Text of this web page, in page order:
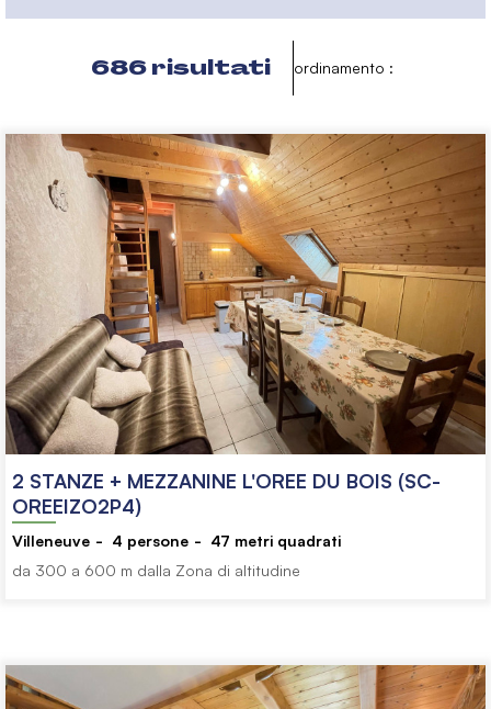
686risultati ordinamento :
2 STANZE + MEZZANINE L'OREE DU BOIS (SC-
OREEIZO2P4)
Villeneuve 4 persone 47 metri quadrati
da 300 a 600 m dalla Zona di altitudine